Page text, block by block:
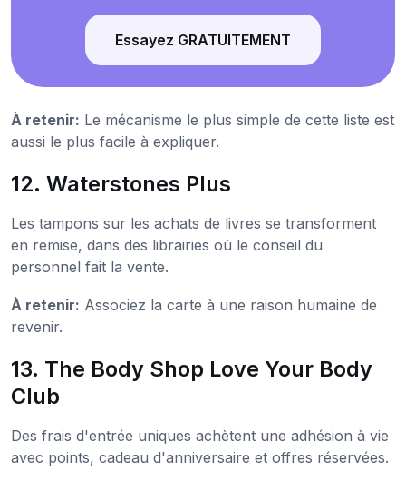
Essayez GRATUITEMENT
À retenir: Le mécanisme le plus simple de cette liste est
aussi le plus facile à expliquer.
12. Waterstones Plus
Les tampons sur les achats de livres se transforment
en remise, dans des librairies où le conseil du
personnel fait la vente.
À retenir: Associez la carte à une raison humaine de
revenir.
13. The Body Shop Love Your Body
Club
Des frais d'entrée uniques achètent une adhésion à vie
avec points, cadeau d'anniversaire et offres réservées.